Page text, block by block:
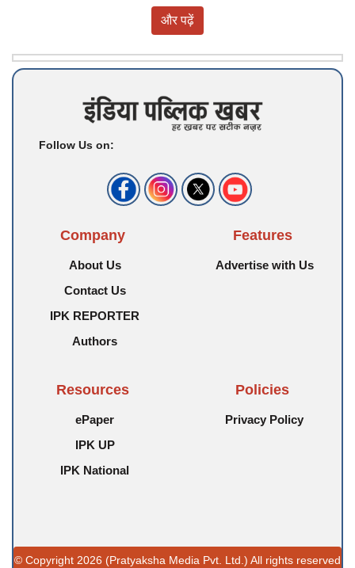
और पढ़ें
Follow Us on:
Company
About Us
Contact Us
IPK REPORTER
Authors
Features
Advertise with Us
Resources
ePaper
IPK UP
IPK National
Policies
Privacy Policy
© Copyright 2026 (Pratyaksha Media Pvt. Ltd.) All rights reserved